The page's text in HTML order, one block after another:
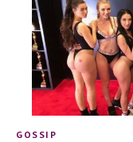
GOSSIP